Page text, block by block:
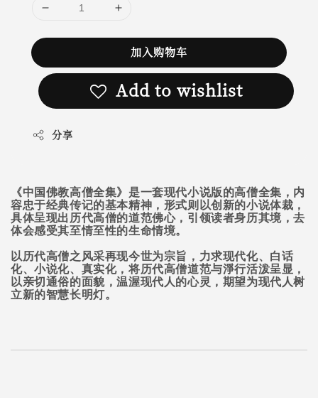
加入购物车
Add to wishlist
分享
《中国佛教高僧全集》是一套现代小说版的高僧全集，内
容忠于经典传记的基本精神，形式则以创新的小说体裁，
具体呈现出历代高僧的道范佛心，引领读者身历其境，去
体会感受其至情至性的生命情境。
以历代高僧之风采再现今世为宗旨，力求现代化、白话
化、小说化、真实化，将历代高僧道范与淨行活泼呈显，
以亲切通俗的面貌，温渥现代人的心灵，期望为现代人树
立新的智慧长明灯。